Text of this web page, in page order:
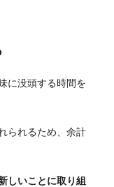
に没頭する時間を
られるため、余計
しいことに取り組